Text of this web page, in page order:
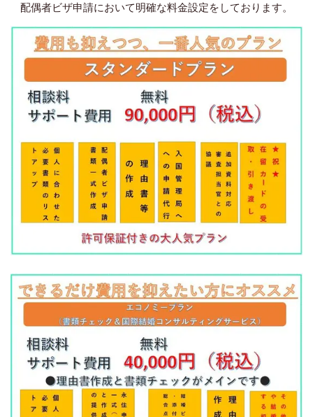
配偶者ビザ申請において明確な料金設定をしております。